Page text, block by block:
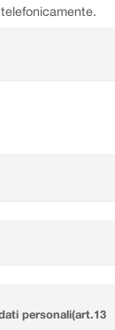
personali(art.13